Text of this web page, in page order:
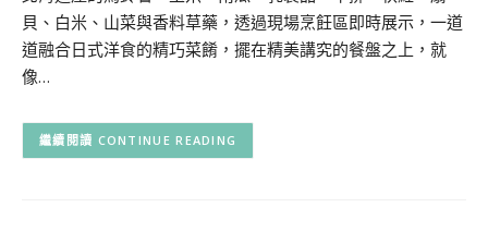
貝、白米、山菜與香料草藥，透過現場烹飪區即時展示，一道
道融合日式洋食的精巧菜餚，擺在精美講究的餐盤之上，就
像…
CONTINUE READING